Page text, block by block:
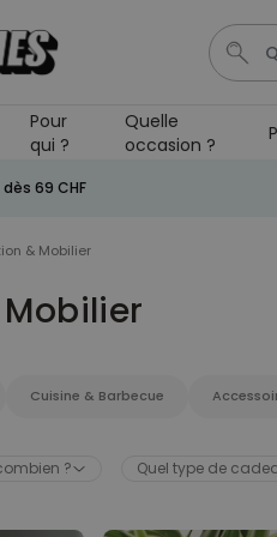
Pour
qui ?
Quelle
occasion ?
69 CHF
& Mobilier
Cuisine & Barbecue
? Quel type de